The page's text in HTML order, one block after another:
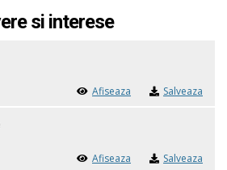
si interese
Afiseaza Salveaza
Afiseaza Salveaza